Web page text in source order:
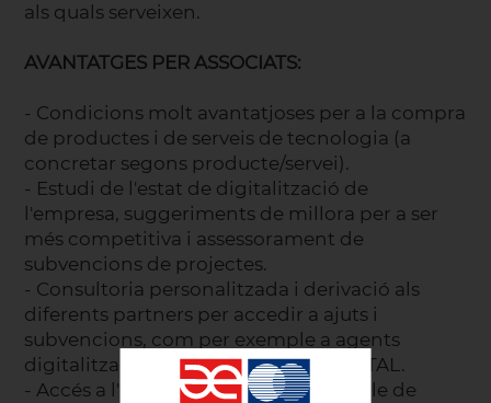
als quals serveixen.
AVANTATGES PER ASSOCIATS:
- Condicions molt avantatjoses per a la compra
de productes i de serveis de tecnologia (a
concretar segons producte/servei).
- Estudi de l'estat de digitalització de
l'empresa, suggeriments de millora per a ser
més competitiva i assessorament de
subvencions de projectes.
- Consultoria personalitzada i derivació als
diferents partners per accedir a ajuts i
subvencions, com per exemple a agents
digitalitzadors pels ajuts del KIT DIGITAL.
- Accés a l'eina de finançament flexible de